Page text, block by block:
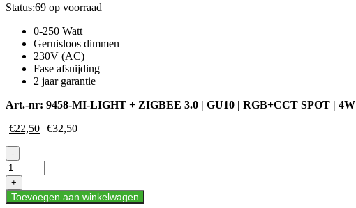
Status:69 op voorraad
0-250 Watt
Geruisloos dimmen
230V (AC)
Fase afsnijding
2 jaar garantie
Art.-nr: 9458-MI-LIGHT + ZIGBEE 3.0 | GU10 | RGB+CCT SPOT | 4W
€22,50 €32,50
MI-
LIGHT
+
ZIGBEE
3.0
-
+
Toevoegen aan winkelwagen